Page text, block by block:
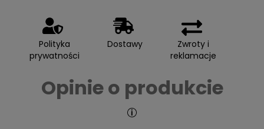
Polityka
prywatności
Dostawy
Zwroty i
reklamacje
Opinie o produkcie